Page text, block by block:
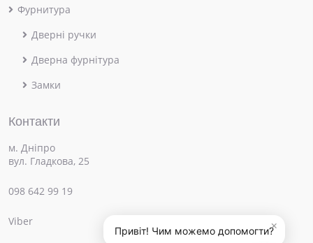
×
Привіт! Чим можемо допомогти?
Фурнитура
Дверні ручки
Дверна фурнітура
Замки
Контакти
м. Дніпро
вул. Гладкова, 25
098 642 99 19
Viber